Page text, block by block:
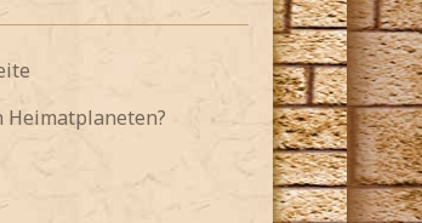
Heimatplaneten?